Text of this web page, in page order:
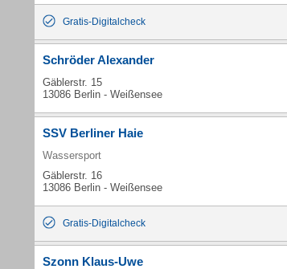
Gratis-Digitalcheck
Schröder Alexander
Gäblerstr. 15
13086 Berlin - Weißensee
SSV Berliner Haie
Wassersport
Gäblerstr. 16
13086 Berlin - Weißensee
Gratis-Digitalcheck
Szonn Klaus-Uwe